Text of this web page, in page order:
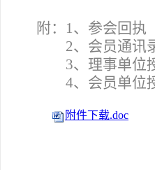
附：1、参会回执
2、会员通讯
3、理事单位
4、会员单位
附件下载.doc